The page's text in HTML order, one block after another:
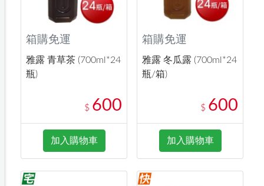
箱購免運
雅露 青草茶 (700ml*24
瓶)
$ 600
加入購物車
箱購免運
雅露 冬瓜露 (700ml*24
瓶/箱)
$ 600
加入購物車